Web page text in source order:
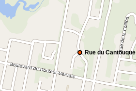
Rue du Cantouque